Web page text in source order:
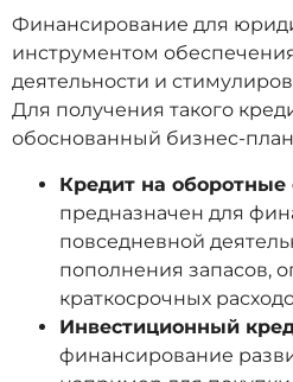
Финансирование для
инструментом
деятельности и
Для получения такого
обоснованный бизнес-
Кредит на оборотные
предназначен для
повседневной
пополнения запасов,
краткосрочных
Инвестиционный
финансирование